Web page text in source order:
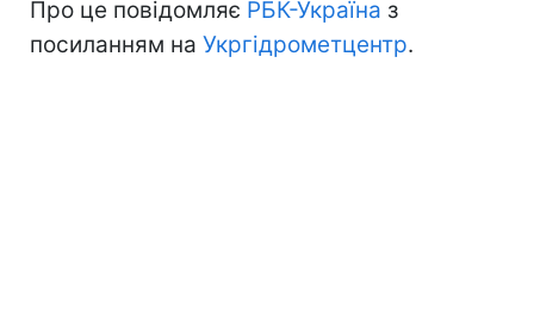
Про це повідомляє РБК-Україна з
посиланням на Укргідрометцентр.